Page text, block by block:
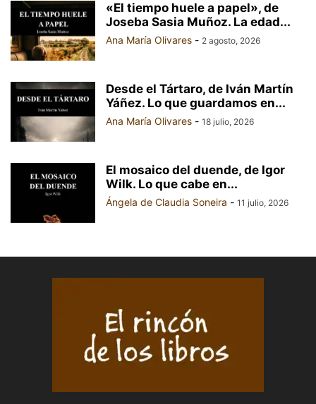
«El tiempo huele a papel», de
Joseba Sasia Muñoz. La edad...
Ana María Olivares - 2 agosto, 2026
Desde el Tártaro, de Iván Martín
Yáñez. Lo que guardamos en...
Ana María Olivares - 18 julio, 2026
El mosaico del duende, de Igor
Wilk. Lo que cabe en...
Ángela de Claudia Soneira - 11 julio, 2026